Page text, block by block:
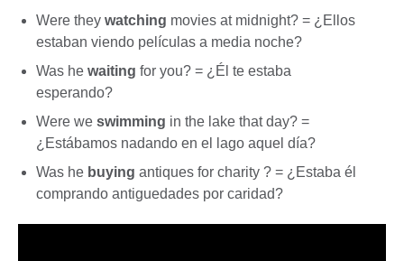
Were they watching movies at midnight? = ¿Ellos
estaban viendo películas a media noche?
Was he waiting for you? = ¿Él te estaba
esperando?
Were we swimming in the lake that day? =
¿Estábamos nadando en el lago aquel día?
Was he buying antiques for charity ? = ¿Estaba él
comprando antiguedades por caridad?